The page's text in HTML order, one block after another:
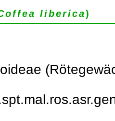
liberica)